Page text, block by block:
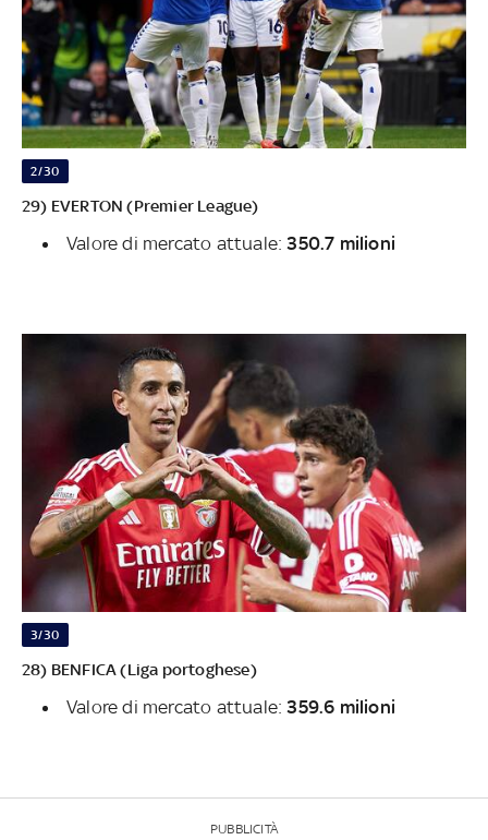
2/30
29) EVERTON (Premier League)
Valore di mercato attuale:350.7 milioni
3/30
28) BENFICA (Liga portoghese)
Valore di mercato attuale:359.6 milioni
PUBBLICITÀ